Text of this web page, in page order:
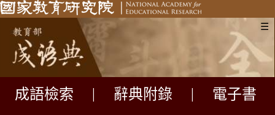
☰
成語檢索 辭典附錄
電子書